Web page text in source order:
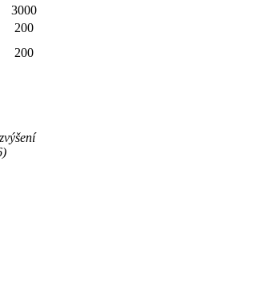
3000
200
200